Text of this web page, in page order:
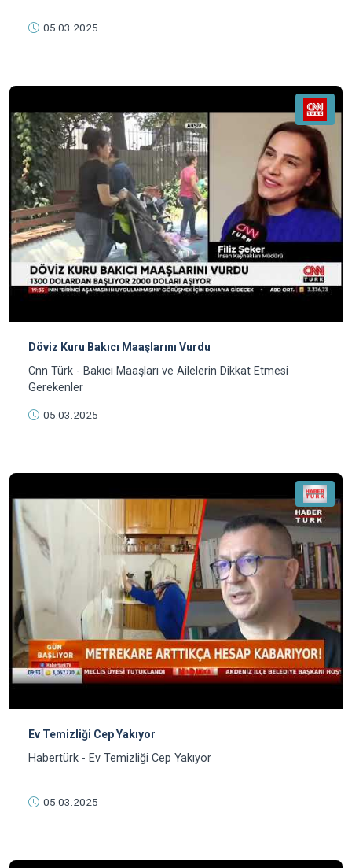
05.03.2025
Döviz Kuru Bakıcı Maaşlarını Vurdu
Cnn Türk - Bakıcı Maaşları ve Ailelerin Dikkat Etmesi
Gerekenler
05.03.2025
Ev Temizliği Cep Yakıyor
Habertürk - Ev Temizliği Cep Yakıyor
05.03.2025